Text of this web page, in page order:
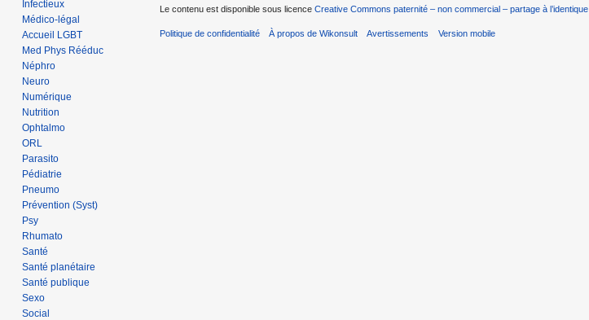
Infectieux
Médico-légal
Accueil LGBT
Med Phys Rééduc
Néphro
Neuro
Numérique
Nutrition
Ophtalmo
ORL
Parasito
Pédiatrie
Pneumo
Prévention (Syst)
Psy
Rhumato
Santé
Santé planétaire
Santé publique
Sexo
Social
Le contenu est disponible sous licence Creative Commons paternité – non commercial – partage à l’identique
Politique de confidentialité À propos de Wikonsult Avertissements Version mobile